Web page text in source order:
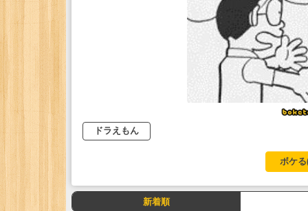
ドラえもん
ボケる
新着順